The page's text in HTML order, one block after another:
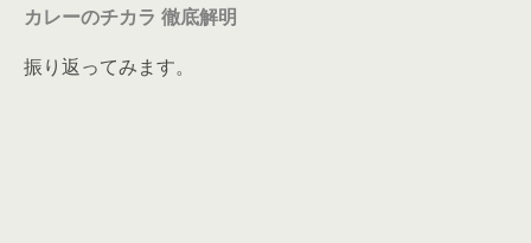
カレーのチカラ 徹底解明
振り返ってみます。